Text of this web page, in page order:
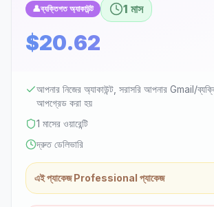
👤ব্যক্তিগত অ্যাকাউন্ট 1 মাস
$20.62
আপনার নিজের অ্যাকাউন্ট, সরাসরি আপনার Gmail/
আপগ্রেড করা হয়
1 মাসের ওয়ারেন্টি
দ্রুত ডেলিভারি
এই প্যাকেজ Professional প্যাকেজ